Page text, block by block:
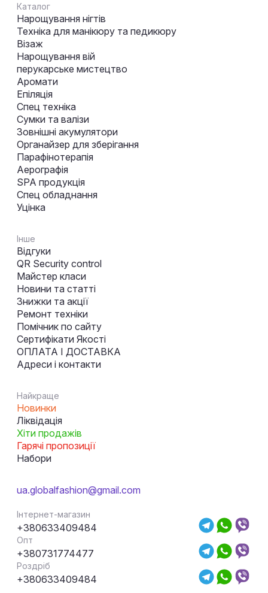
Каталог
Нарощування нігтів
Техніка для манікюру та педикюру
Візаж
Нарощування вій
перукарське мистецтво
Аромати
Епіляція
Спец техніка
Сумки та валізи
Зовнішні акумулятори
Органайзер для зберігання
Парафінотерапія
Аерографія
SPA продукція
Спец обладнання
Уцінка
Інше
Відгуки
QR Security control
Майстер класи
Новини та статті
Знижки та акції
Ремонт техніки
Помічник по сайту
Сертифікати Якості
ОПЛАТА І ДОСТАВКА
Адреси і контакти
Найкраще
Новинки
Ліквідація
Хіти продажів
Гарячі пропозиції
Набори
ua.globalfashion@gmail.com
Інтернет-магазин
+380633409484
Опт
+380731774477
Роздріб
+380633409484